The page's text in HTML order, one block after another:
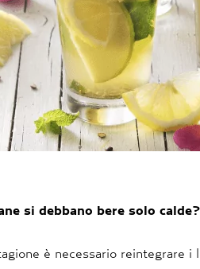
si debbano bere solo calde?
è necessario reintegrare i